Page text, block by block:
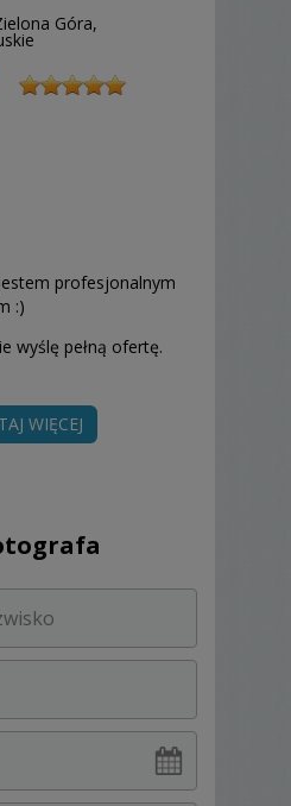
Góra,
profesjonalnym
:)
wyślę pełną ofertę.
przypadły Was
nich urzekło,
dnia ślubu. Jeśli
naturalną opowieścią o
mają być naturalne i
i "złotą godzinę"
zlecam tego
WIĘCEJ